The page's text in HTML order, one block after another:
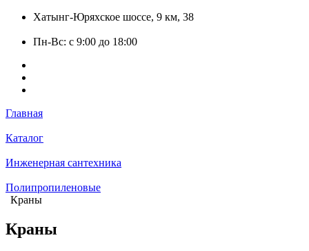
Хатынг-Юряхское шоссе, 9 км, 38
Пн-Вс: с 9:00 до 18:00
Главная
Каталог
Инженерная сантехника
Полипропиленовые
Краны
Краны